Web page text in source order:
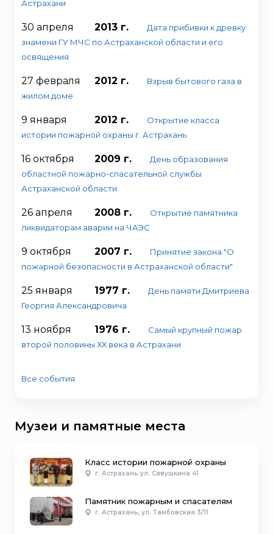
Астрахани
30 апреля 2013 г.
Дата прибивки к древку
знамени ГУ МЧС по Астраханской области и его
освящения
27 февраля 2012 г.
Взрыв бытового газа в
жилом доме
9 января 2012 г.
Открытие класса
истории пожарной охраны г. Астрахань
16 октября 2009 г.
День образования
областной пожарно-спасательной службы
Астраханской области
26 апреля 2008 г.
Открытие памятника
ликвидаторам аварии на ЧАЭС
9 октября 2007 г.
Принятие закона "О
пожарной безопасности в Астраханской области"
25 января 1977 г.
День памяти Дмитриева
Георгия Александровича
13 ноября 1976 г.
Самый крупный пожар
второй половины ХХ века в Астрахани
Все события
Музеи и памятные места
Класс истории пожарной охраны
г. Астрахань ул. Савушкина 41
Памятник пожарным и спасателям
г. Астрахань, ул. Тамбовская 3/11